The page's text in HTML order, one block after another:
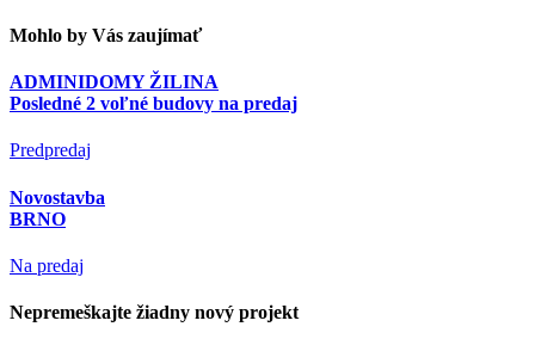
Mohlo by Vás zaujímať
ADMINIDOMY ŽILINA
Posledné 2 voľné budovy na predaj
Predpredaj
Novostavba
BRNO
Na predaj
Nepremeškajte žiadny nový projekt